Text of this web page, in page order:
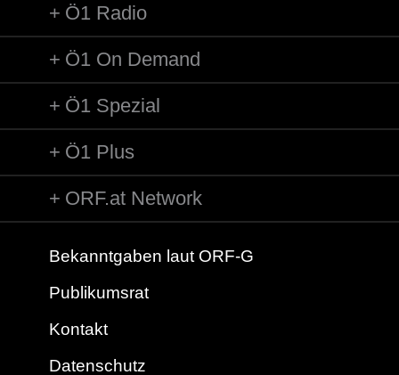
Ö1 Radio
Ö1 On Demand
Ö1 Spezial
Ö1 Plus
ORF.at Network
Bekanntgaben laut ORF-G
Publikumsrat
Kontakt
Datenschutz